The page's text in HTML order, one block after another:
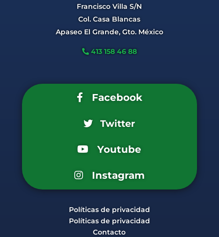
Francisco Villa S/N
Col. Casa Blancas
Apaseo El Grande, Gto. México
413 158 46 88
Facebook
Twitter
Youtube
Instagram
Políticas de privacidad
Políticas de privacidad
Contacto